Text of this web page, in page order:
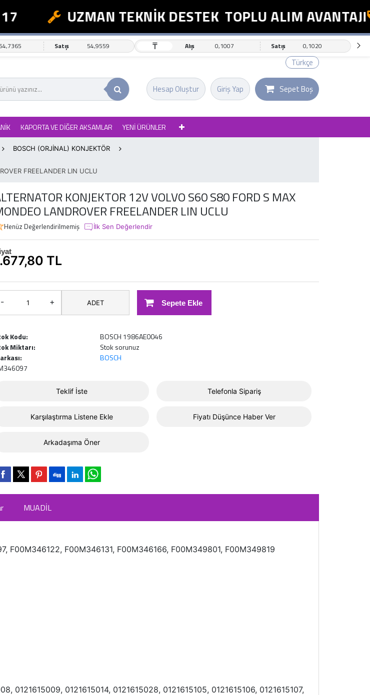
UZMAN TEKNİK DESTEK TOPLU ALIM AVANTAJI
54,7365 Satış 54,9559 ₸ Alış 0,1007 Satış 0,1020
Türkçe
Giriş Yap
Hesap Oluştur Sepet Boş
KAPORTA VE DİĞER AKSAMLAR YENİ ÜRÜNLER
BOSCH (ORJİNAL) KONJEKTÖR
FREELANDER LIN UCLU
KONJEKTOR 12V VOLVO S60 S80 FORD S MAX
LANDROVER FREELANDER LIN UCLU
Henüz Değerlendirilmemiş İlk Sen Değerlendir
TL
- + ADET Sepete Ekle
Kodu:
BOSCH 1986AE0046
Miktarı:
Stok sorunuz
BOSCH
Teklif İste Telefonla Sipariş
Karşılaştırma Listene Ekle Fiyatı Düşünce Haber Ver
Arkadaşıma Öner
MUADİL
F00M346131, F00M346166, F00M349801, F00M349819
0121615009, 0121615014, 0121615028, 0121615105, 0121615106, 0121615107,